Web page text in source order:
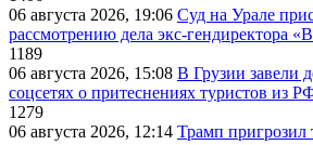
06 августа 2026, 19:06 Суд на Урале
рассмотрению дела экс-
1189
06 августа 2026, 15:08 В Грузии завели
соцсетях о притеснениях туристов из
1279
06 августа 2026, 12:14 Трамп пригрозил